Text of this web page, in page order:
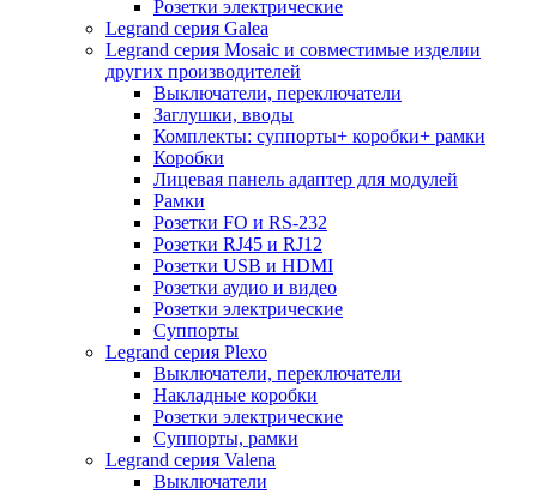
Розетки электрические
Legrand серия Galea
Legrand серия Mosaic и совместимые изделии
других производителей
Выключатели, переключатели
Заглушки, вводы
Комплекты: суппорты+ коробки+ рамки
Коробки
Лицевая панель адаптер для модулей
Рамки
Розетки FO и RS-232
Розетки RJ45 и RJ12
Розетки USB и HDMI
Розетки аудио и видео
Розетки электрические
Суппорты
Legrand серия Plexo
Выключатели, переключатели
Накладные коробки
Розетки электрические
Суппорты, рамки
Legrand серия Valena
Выключатели